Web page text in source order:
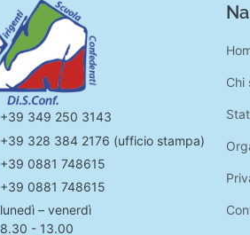
+39 349 250 3143
+39 328 384 2176 (ufficio stampa)
+39 0881 748615
+39 0881 748615
lunedì – venerdì
8.30 - 13.00
Chi